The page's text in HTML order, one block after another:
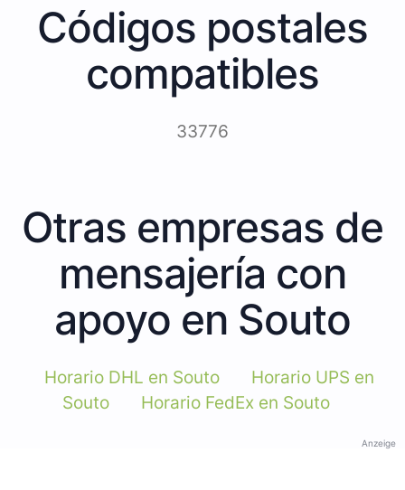
Códigos postales
compatibles
33776
Otras empresas de
mensajería con
apoyo en Souto
Horario DHL en Souto
Horario UPS en
Souto
Horario FedEx en Souto
Anzeige